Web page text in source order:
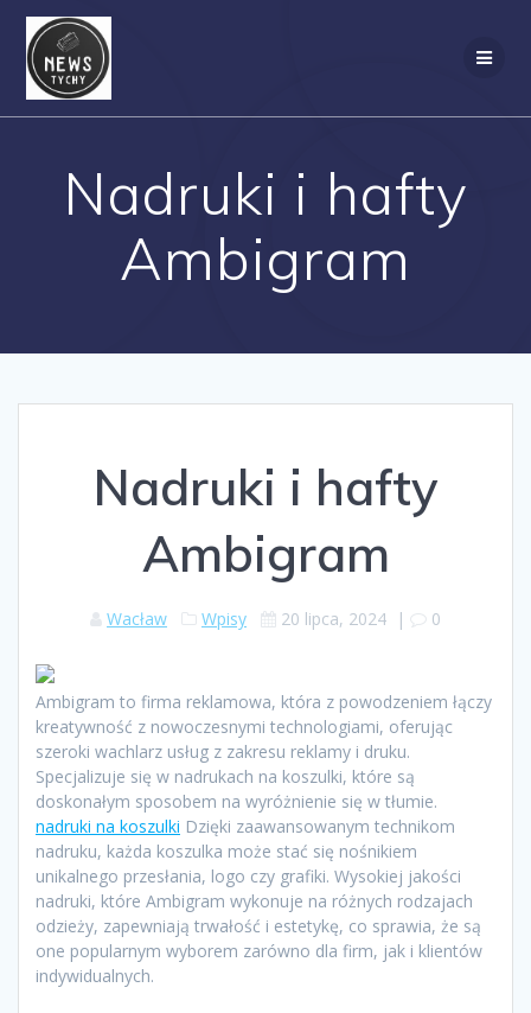
Nadruki i hafty
Ambigram
Nadruki i hafty
Ambigram
Wacław Wpisy 20 lipca, 2024 | 0
Ambigram to firma reklamowa, która z powodzeniem łączy
kreatywność z nowoczesnymi technologiami, oferując
szeroki wachlarz usług z zakresu reklamy i druku.
Specjalizuje się w nadrukach na koszulki, które są
doskonałym sposobem na wyróżnienie się w tłumie.
nadruki na koszulki Dzięki zaawansowanym technikom
nadruku, każda koszulka może stać się nośnikiem
unikalnego przesłania, logo czy grafiki. Wysokiej jakości
nadruki, które Ambigram wykonuje na różnych rodzajach
odzieży, zapewniają trwałość i estetykę, co sprawia, że są
one popularnym wyborem zarówno dla firm, jak i klientów
indywidualnych.